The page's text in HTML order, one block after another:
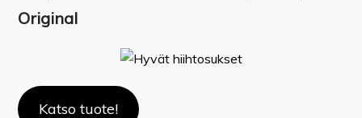
Original
Katso tuote!